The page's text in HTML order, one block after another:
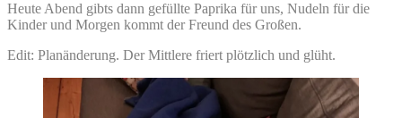
Heute Abend gibts dann gefüllte Paprika für uns, Nudeln für die
Kinder und Morgen kommt der Freund des Großen.
Edit: Planänderung. Der Mittlere friert plötzlich und glüht.